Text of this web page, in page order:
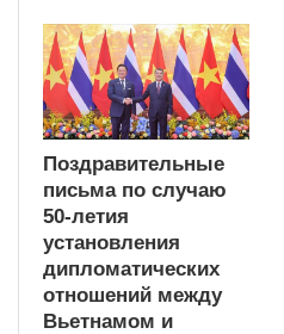
Поздравительные
письма по случаю
50-летия
установления
дипломатических
отношений между
Вьетнамом и